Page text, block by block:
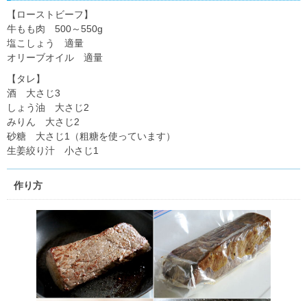
【ローストビーフ】
牛もも肉 500～550g
塩こしょう 適量
オリーブオイル 適量
【タレ】
酒 大さじ3
しょう油 大さじ2
みりん 大さじ2
砂糖 大さじ1（粗糖を使っています）
生姜絞り汁 小さじ1
作り方